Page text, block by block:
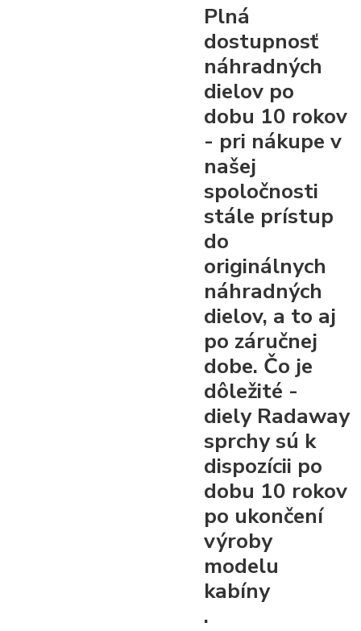
Plná
dostupnosť
náhradných
dielov po
dobu 10 rokov
- pri nákupe v
našej
spoločnosti
stále prístup
do
originálnych
náhradných
dielov, a to aj
po záručnej
dobe. Čo je
dôležité -
diely Radaway
sprchy sú k
dispozícii po
dobu 10 rokov
po ukončení
výroby
modelu
kabíny
.